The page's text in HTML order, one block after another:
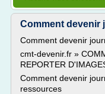
Comment devenir
Comment devenir
cmt-devenir.fr »
REPORTER
Comment devenir
ressources